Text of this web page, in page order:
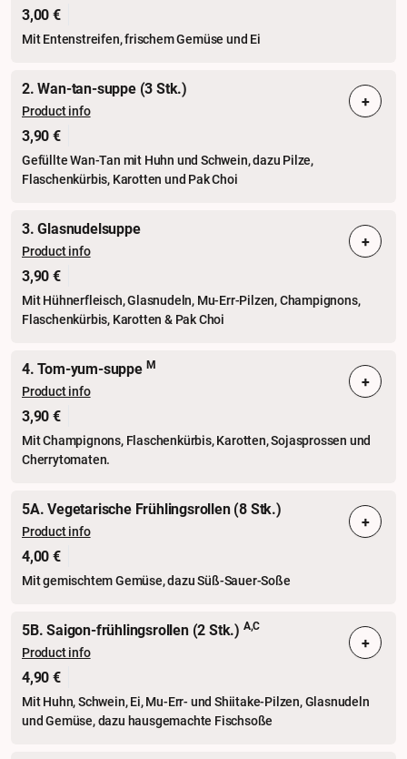
3,00 €
Mit Entenstreifen, frischem Gemüse und Ei
2. Wan-tan-suppe (3 Stk.)
Product info
3,90 €
Gefüllte Wan-Tan mit Huhn und Schwein, dazu Pilze,
Flaschenkürbis, Karotten und Pak Choi
+
3. Glasnudelsuppe
Product info
3,90 €
Mit Hühnerfleisch, Glasnudeln, Mu-Err-Pilzen, Champignons,
Flaschenkürbis, Karotten & Pak Choi
+
4. Tom-yum-suppe M
Product info
3,90 €
Mit Champignons, Flaschenkürbis, Karotten, Sojasprossen und
Cherrytomaten.
+
5A. Vegetarische Frühlingsrollen (8 Stk.)
Product info
4,00 €
Mit gemischtem Gemüse, dazu Süß-Sauer-Soße
+
5B. Saigon-frühlingsrollen (2 Stk.) A,C
Product info
4,90 €
Mit Huhn, Schwein, Ei, Mu-Err- und Shiitake-Pilzen, Glasnudeln
und Gemüse, dazu hausgemachte Fischsoße
+